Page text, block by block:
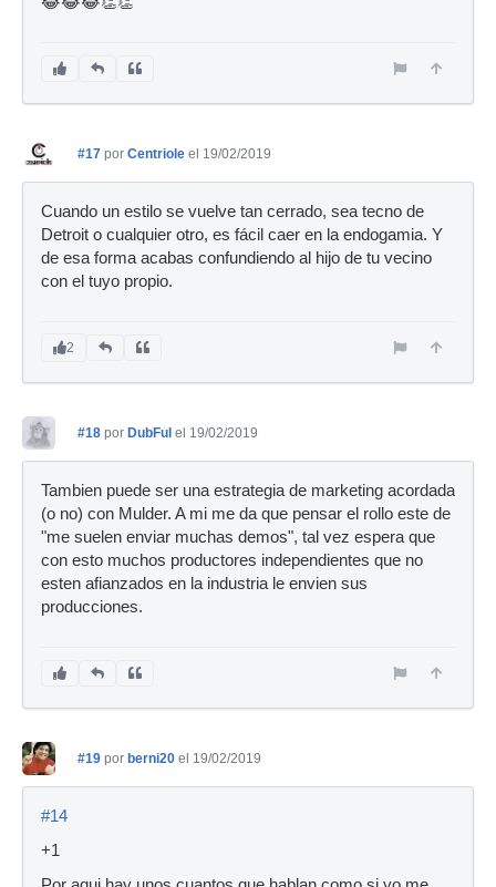
#17 por Centriole el 19/02/2019
Cuando un estilo se vuelve tan cerrado, sea tecno de
Detroit o cualquier otro, es fácil caer en la endogamia. Y
de esa forma acabas confundiendo al hijo de tu vecino
con el tuyo propio.
2
#18 por DubFul el 19/02/2019
Tambien puede ser una estrategia de marketing acordada
(o no) con Mulder. A mi me da que pensar el rollo este de
"me suelen enviar muchas demos", tal vez espera que
con esto muchos productores independientes que no
esten afianzados en la industria le envien sus
producciones.
#19 por berni20 el 19/02/2019
#14
+1